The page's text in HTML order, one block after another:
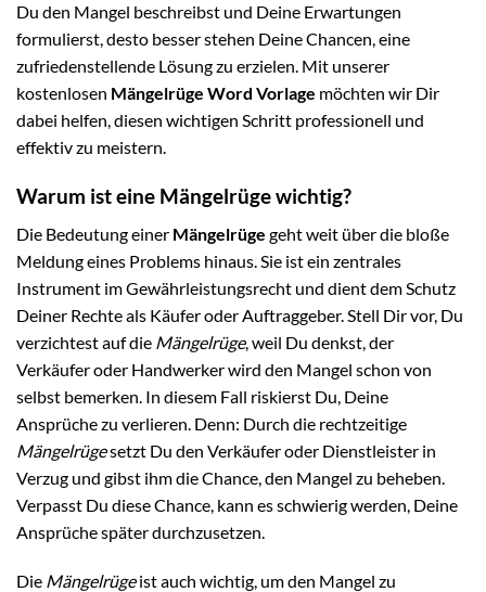
Du den Mangel beschreibst und Deine Erwartungen
formulierst, desto besser stehen Deine Chancen, eine
zufriedenstellende Lösung zu erzielen. Mit unserer
kostenlosen Mängelrüge Word Vorlage möchten wir Dir
dabei helfen, diesen wichtigen Schritt professionell und
effektiv zu meistern.
Warum ist eine Mängelrüge wichtig?
Die Bedeutung einer Mängelrüge geht weit über die bloße
Meldung eines Problems hinaus. Sie ist ein zentrales
Instrument im Gewährleistungsrecht und dient dem Schutz
Deiner Rechte als Käufer oder Auftraggeber. Stell Dir vor, Du
verzichtest auf die Mängelrüge, weil Du denkst, der
Verkäufer oder Handwerker wird den Mangel schon von
selbst bemerken. In diesem Fall riskierst Du, Deine
Ansprüche zu verlieren. Denn: Durch die rechtzeitige
Mängelrügesetzt Du den Verkäufer oder Dienstleister in
Verzug und gibst ihm die Chance, den Mangel zu beheben.
Verpasst Du diese Chance, kann es schwierig werden, Deine
Ansprüche später durchzusetzen.
Die Mängelrügeist auch wichtig, um den Mangel zu